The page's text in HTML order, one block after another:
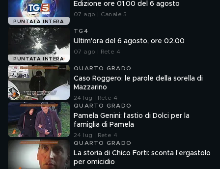
PUNTATA INTERA
Edizione ore 01.00 del 6 agosto
07 ago | Canale 5
PUNTATA INTERA
TG4
Ultim'ora del 6 agosto, ore 02.00
07 ago | Rete 4
QUARTO GRADO
Caso Roggero: le parole della sorella di
Mazzarino
24 lug | Rete 4
QUARTO GRADO
Pamela Genini: l'astio di Dolci per la
famiglia di Pamela
24 lug | Rete 4
QUARTO GRADO
La storia di Chico Forti: sconta l'ergastolo
per omicidio